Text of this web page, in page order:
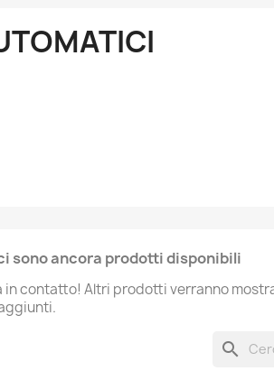
sono ancora prodotti disponibili
in contatto! Altri prodotti verranno
search